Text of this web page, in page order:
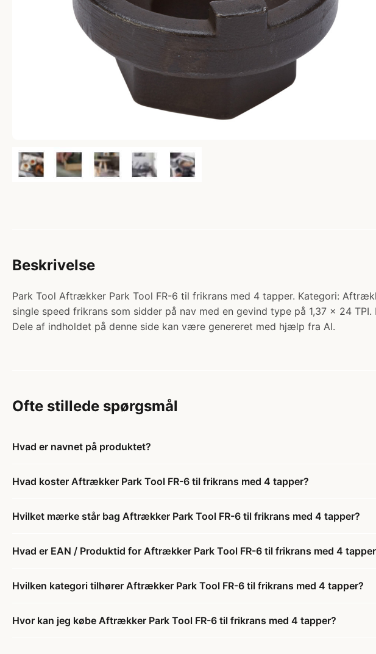
Beskrivelse
Park Tool Aftrækker Park Tool FR-6 til frikrans med 4 tapper. Kategori:
single speed frikrans som sidder på nav med en gevind type på 1,37 x 24 TPI.
Dele af indholdet på denne side kan være genereret med hjælp fra AI.
Ofte stillede spørgsmål
Hvad er navnet på produktet?
Hvad koster Aftrækker Park Tool FR-6 til frikrans med 4 tapper?
Hvilket mærke står bag Aftrækker Park Tool FR-6 til frikrans med 4 tapper?
Hvad er EAN / Produktid for Aftrækker Park Tool FR-6 til frikrans med 4
Hvilken kategori tilhører Aftrækker Park Tool FR-6 til frikrans med 4 tapper?
Hvor kan jeg købe Aftrækker Park Tool FR-6 til frikrans med 4 tapper?